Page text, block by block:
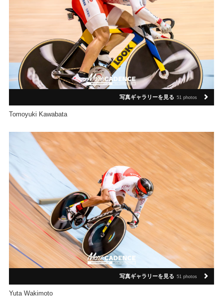
写真ギャラリーを見る 51 photos
Tomoyuki Kawabata
写真ギャラリーを見る 51 photos
Yuta Wakimoto